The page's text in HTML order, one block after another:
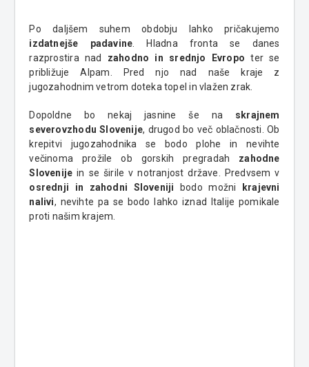
Po daljšem suhem obdobju lahko pričakujemo
izdatnejše padavine . Hladna fronta se danes
razprostira nad zahodno in srednjo Evropo ter se
približuje Alpam. Pred njo nad naše kraje z
jugozahodnim vetrom doteka topel in vlažen zrak.
Dopoldne bo nekaj jasnine še na skrajnem
severovzhodu Slovenije, drugod bo več oblačnosti. Ob
krepitvi jugozahodnika se bodo plohe in nevihte
večinoma prožile ob gorskih pregradah zahodne
Slovenije in se širile v notranjost države. Predvsem v
osrednji in zahodni Sloveniji bodo možni
krajevni
nalivi, nevihte pa se bodo lahko iznad Italije pomikale
proti našim krajem.